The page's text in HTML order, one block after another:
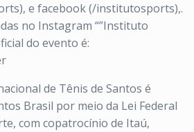
e facebook (/institutosports),.
no Instagram “”Instituto
do evento é:
de Tênis de Santos é
Brasil por meio da Lei Federal
com copatrocínio de Itaú,